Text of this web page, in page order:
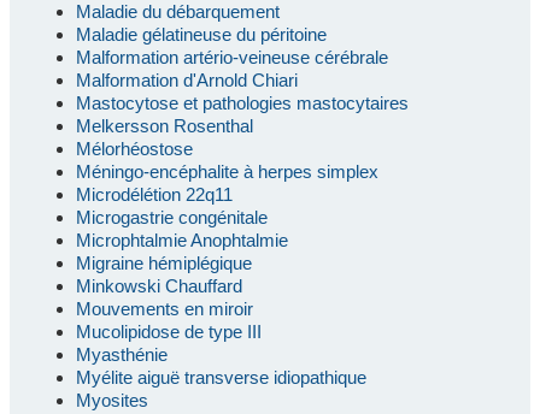
Maladie du débarquement
Maladie gélatineuse du péritoine
Malformation artério-veineuse cérébrale
Malformation d'Arnold Chiari
Mastocytose et pathologies mastocytaires
Melkersson Rosenthal
Mélorhéostose
Méningo-encéphalite à herpes simplex
Microdélétion 22q11
Microgastrie congénitale
Microphtalmie Anophtalmie
Migraine hémiplégique
Minkowski Chauffard
Mouvements en miroir
Mucolipidose de type III
Myasthénie
Myélite aiguë transverse idiopathique
Myosites